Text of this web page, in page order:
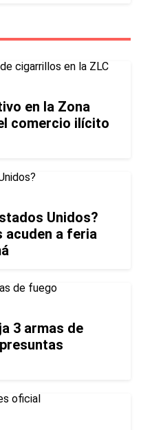
en la Zona
comercio ilícito
Unidos?
acuden a feria
3 armas de